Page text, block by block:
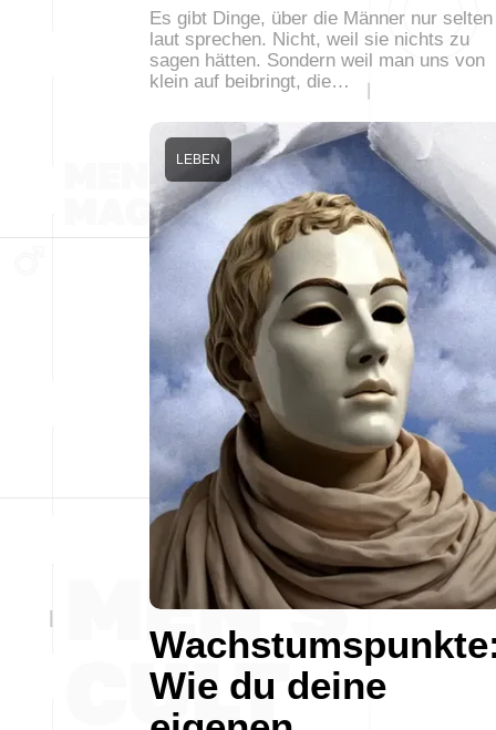
Es gibt Dinge, über die Männer nur selten
laut sprechen. Nicht, weil sie nichts zu
sagen hätten. Sondern weil man uns von
klein auf beibringt, die…
Wie du deine
LEBEN